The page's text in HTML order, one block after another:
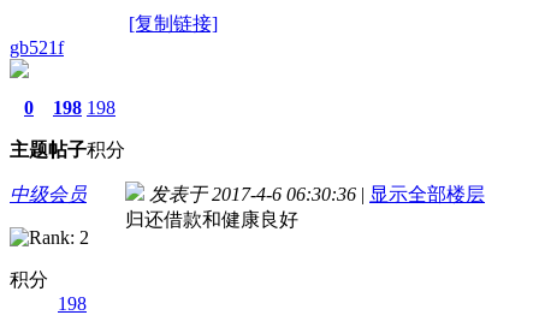
[复制链接]
gb521f
0
主题
198
帖子
198
积分
中级会员
积分
198
发表于 2017-4-6 06:30:36 | 显示全部楼层
归还借款和健康良好